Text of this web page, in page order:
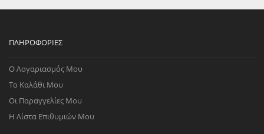
ΠΛΗΡΟΦΟΡΊΕΣ
Ο Λογαριασμός Μου
Το Καλάθι Μου
Οι Παραγγελίες Μου
Η Λίστα Επιθυμιών Μου